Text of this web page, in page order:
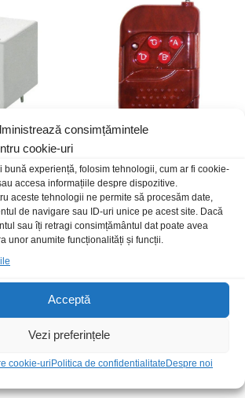
consimțămintele
cookie-uri
bună experiență, folosim tehnologii, cum ar fi cookie-
accesa informațiile despre dispozitive.
aceste tehnologii ne permite să procesăm date,
de navigare sau ID-uri unice pe acest site. Dacă
sau îți retragi consimțământul dat poate avea
unor anumite funcționalități și funcții.
Acceptă
Vezi preferințele
cookie-uriPolitica de confidentialitateDespre noi
3011-
Telecomanda kit receptor 4c
22,00lei/Buc